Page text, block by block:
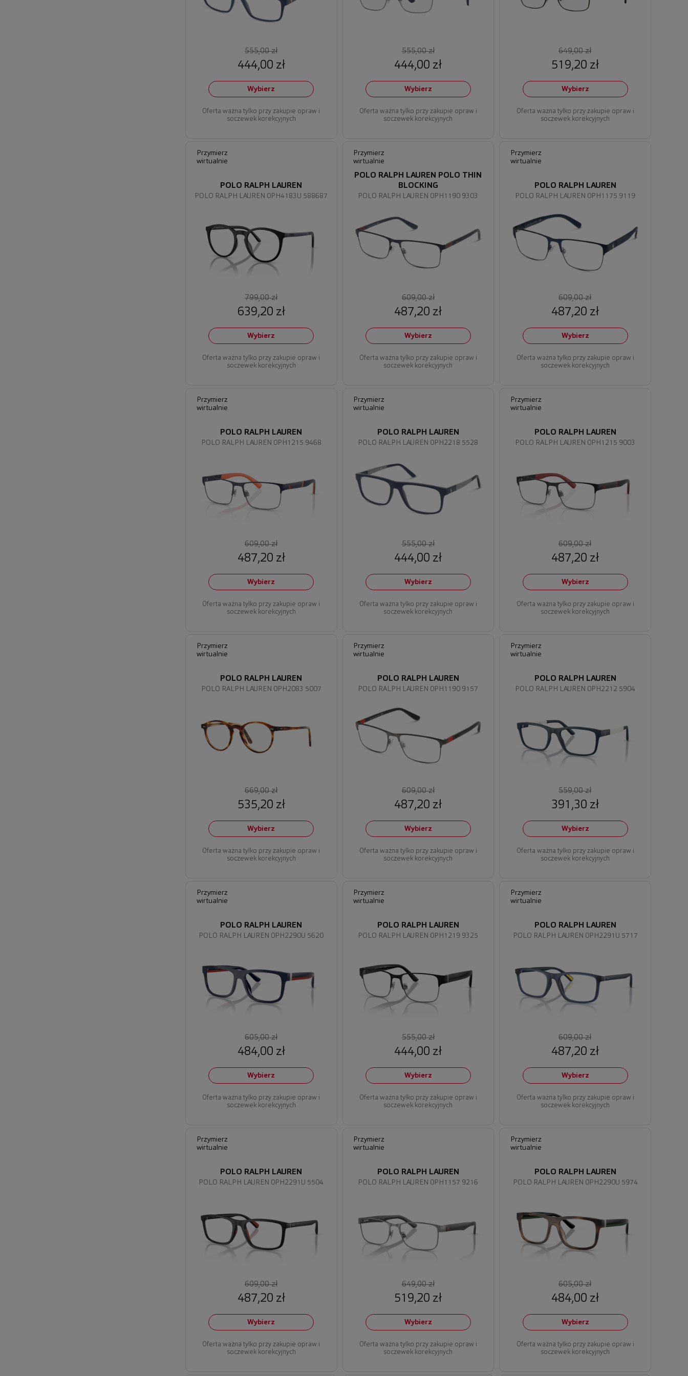
555,00 zł
444,00 zł
Wybierz
Oferta ważna tylko przy zakupie opraw i
soczewek korekcyjnych
555,00 zł
444,00 zł
Wybierz
Oferta ważna tylko przy zakupie opraw i
soczewek korekcyjnych
649,00 zł
519,20 zł
Wybierz
Oferta ważna tylko przy zakupie opraw i
soczewek korekcyjnych
Przymierz
wirtualnie
POLO RALPH LAUREN 0PH4183U 588687
POLO RALPH LAUREN
799,00 zł
639,20 zł
Wybierz
Oferta ważna tylko przy zakupie opraw i
soczewek korekcyjnych
Przymierz
wirtualnie
POLO RALPH LAUREN 0PH1190 9303
POLO RALPH LAUREN POLO THIN
BLOCKING
609,00 zł
487,20 zł
Wybierz
Oferta ważna tylko przy zakupie opraw i
soczewek korekcyjnych
Przymierz
wirtualnie
POLO RALPH LAUREN 0PH1175 9119
POLO RALPH LAUREN
609,00 zł
487,20 zł
Wybierz
Oferta ważna tylko przy zakupie opraw i
soczewek korekcyjnych
Przymierz
wirtualnie
POLO RALPH LAUREN 0PH1215 9468
POLO RALPH LAUREN
609,00 zł
487,20 zł
Wybierz
Oferta ważna tylko przy zakupie opraw i
soczewek korekcyjnych
Przymierz
wirtualnie
POLO RALPH LAUREN 0PH2218 5528
POLO RALPH LAUREN
555,00 zł
444,00 zł
Wybierz
Oferta ważna tylko przy zakupie opraw i
soczewek korekcyjnych
Przymierz
wirtualnie
POLO RALPH LAUREN 0PH1215 9003
POLO RALPH LAUREN
609,00 zł
487,20 zł
Wybierz
Oferta ważna tylko przy zakupie opraw i
soczewek korekcyjnych
Przymierz
wirtualnie
POLO RALPH LAUREN 0PH2083 5007
POLO RALPH LAUREN
669,00 zł
535,20 zł
Wybierz
Oferta ważna tylko przy zakupie opraw i
soczewek korekcyjnych
Przymierz
wirtualnie
POLO RALPH LAUREN 0PH1190 9157
POLO RALPH LAUREN
609,00 zł
487,20 zł
Wybierz
Oferta ważna tylko przy zakupie opraw i
soczewek korekcyjnych
Przymierz
wirtualnie
POLO RALPH LAUREN 0PH2212 5904
POLO RALPH LAUREN
559,00 zł
391,30 zł
Wybierz
Oferta ważna tylko przy zakupie opraw i
soczewek korekcyjnych
Przymierz
wirtualnie
POLO RALPH LAUREN 0PH2290U 5620
POLO RALPH LAUREN
605,00 zł
484,00 zł
Wybierz
Oferta ważna tylko przy zakupie opraw i
soczewek korekcyjnych
Przymierz
wirtualnie
POLO RALPH LAUREN 0PH1219 9325
POLO RALPH LAUREN
555,00 zł
444,00 zł
Wybierz
Oferta ważna tylko przy zakupie opraw i
soczewek korekcyjnych
Przymierz
wirtualnie
POLO RALPH LAUREN 0PH2291U 5717
POLO RALPH LAUREN
609,00 zł
487,20 zł
Wybierz
Oferta ważna tylko przy zakupie opraw i
soczewek korekcyjnych
Przymierz
wirtualnie
POLO RALPH LAUREN 0PH2291U 5504
POLO RALPH LAUREN
609,00 zł
487,20 zł
Wybierz
Oferta ważna tylko przy zakupie opraw i
soczewek korekcyjnych
Przymierz
wirtualnie
POLO RALPH LAUREN 0PH1157 9216
POLO RALPH LAUREN
649,00 zł
519,20 zł
Wybierz
Oferta ważna tylko przy zakupie opraw i
soczewek korekcyjnych
Przymierz
wirtualnie
POLO RALPH LAUREN 0PH2290U 5974
POLO RALPH LAUREN
605,00 zł
484,00 zł
Wybierz
Oferta ważna tylko przy zakupie opraw i
soczewek korekcyjnych